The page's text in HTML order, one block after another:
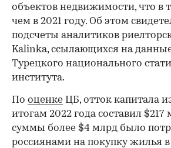
объектов недвижимости, что в
чем в 2021 году. Об этом
подсчеты аналитиков
Kalinka, ссылающихся на
Турецкого национального
института.
По оценке ЦБ, отток капитала
итогам 2022 года составил $217
суммы более $4 млрд было
россиянами на покупку жилья